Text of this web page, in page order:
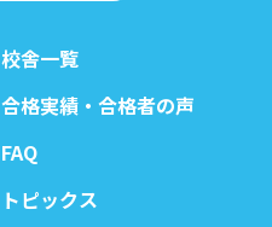
校舎一覧
合格実績・合格者の声
FAQ
トピックス